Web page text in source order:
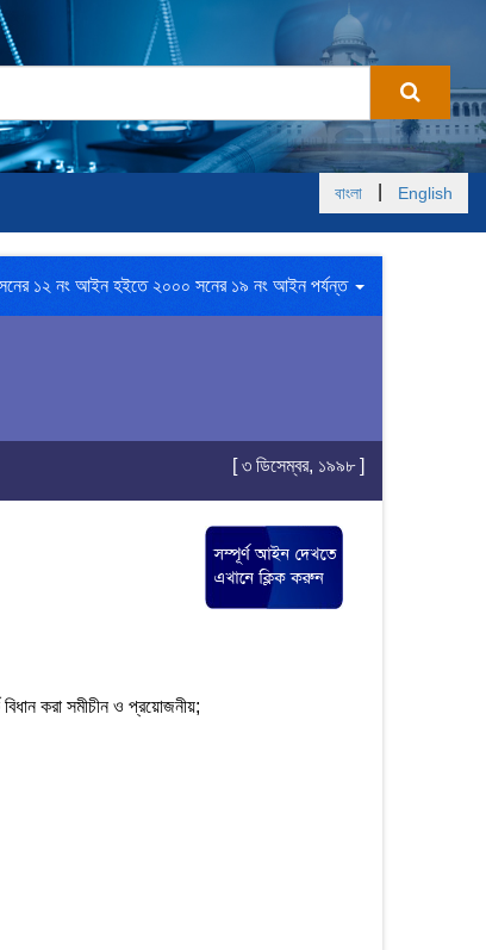
বাংলা English
১২ নং আইন হইতে ২০০০ সনের ১৯ নং আইন পর্যন্ত
[ ৩ ডিসেম্বর, ১৯৯৮ ]
করা সমীচীন ও প্রয়োজনীয়;